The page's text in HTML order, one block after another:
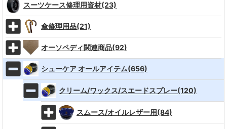
スーツケース修理用資材(23)
傘修理用品(21)
オーソペディ関連商品(92)
シューケア オールアイテム(656)
クリーム/ワックス/スエードスプレー(120)
スムース/オイルレザー用(84)